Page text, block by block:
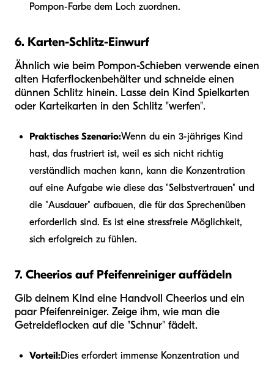
Pompon-Farbe dem Loch zuordnen.
6. Karten-Schlitz-Einwurf
Ähnlich wie beim Pompon-Schieben verwende einen
alten Haferflockenbehälter und schneide einen
dünnen Schlitz hinein. Lasse dein Kind Spielkarten
oder Karteikarten in den Schlitz "werfen".
Praktisches Szenario:Wenn du ein 3-jähriges Kind
hast, das frustriert ist, weil es sich nicht richtig
verständlich machen kann, kann die Konzentration
auf eine Aufgabe wie diese das "Selbstvertrauen" und
die "Ausdauer" aufbauen, die für das Sprechenüben
erforderlich sind. Es ist eine stressfreie Möglichkeit,
sich erfolgreich zu fühlen.
7. Cheerios auf Pfeifenreiniger auffädeln
Gib deinem Kind eine Handvoll Cheerios und ein
paar Pfeifenreiniger. Zeige ihm, wie man die
Getreideflocken auf die "Schnur" fädelt.
Vorteil:Dies erfordert immense Konzentration und